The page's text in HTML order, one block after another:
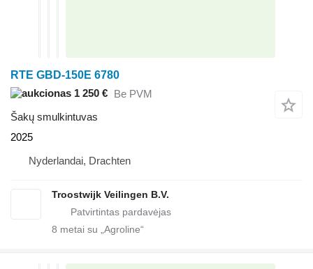
RTE GBD-150E 6780
1 250 € Be PVM
Šakų smulkintuvas
2025
Nyderlandai, Drachten
Troostwijk Veilingen B.V.
8 metai su „Agroline“